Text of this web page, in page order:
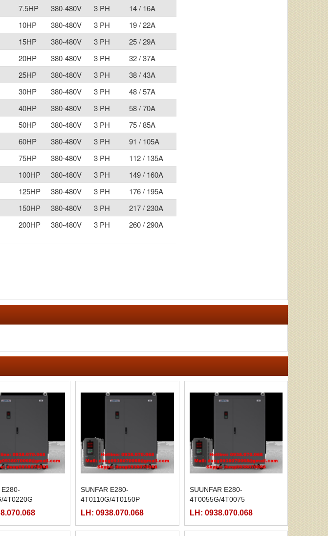
7.5HP 380-480V 3 PH
14 / 16A
10HP 380-480V 3 PH
19 / 22A
15HP 380-480V 3 PH
25 / 29A
20HP 380-480V 3 PH
32 / 37A
25HP 380-480V 3 PH
38 / 43A
30HP 380-480V 3 PH
48 / 57A
40HP 380-480V 3 PH
58 / 70A
50HP 380-480V 3 PH
75 / 85A
60HP 380-480V 3 PH
91 / 105A
75HP 380-480V 3 PH
112 / 135A
100HP 380-480V 3 PH
149 / 160A
125HP 380-480V 3 PH
176 / 195A
150HP 380-480V 3 PH
217 / 230A
200HP 380-480V 3 PH 260 / 290A
E280-
4T0220G
SUNFAR E280-
4T0110G/4T0150P
LH: 0938.070.068
SUUNFAR E280-
4T0055G/4T0075
LH: 0938.070.068